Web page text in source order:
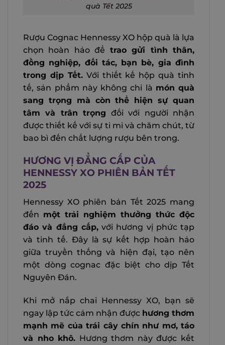
quà Tết 2025
Rượu Cognac Hennessy XO hộp quà là lựa
chọn hoàn hảo để trao gửi tình thân,
đồng nghiệp, đối tác, bạn bè, gia đình
trong dịp Tết.Với thiết kế hộp quà tinh
tế, sản phẩm này không chỉ là món quà
sang trọng mà còn thể hiện sự quan
tâm và trân trọng đối với người nhận
được thiết kế với sự tỉ mỉ và chăm chút, từ
bao bì đến chất lượng rượu bên trong.
HƯƠNG VỊ ĐẲNG CẤP CỦA
HENNESSY XO PHIÊN BẢN TẾT
2025
Hennessy XO phiên bản Tết 2025 mang
đến một trải nghiệm thưởng thức độc
đáo và đẳng cấp,với hương vị phức tạp
và tinh tế. Đây là sự kết hợp hoàn hảo
giữa truyền thống và hiện đại, tạo nên
một dòng cognac đặc biệt cho dịp Tết
Nguyên Đán.
Khi mở nắp chai Hennessy XO, bạn sẽ
ngay lập tức cảm nhận được hương thơm
mạnh mẽ của trái cây chín như mơ, táo
và nho khô. Hương thơm này được kết